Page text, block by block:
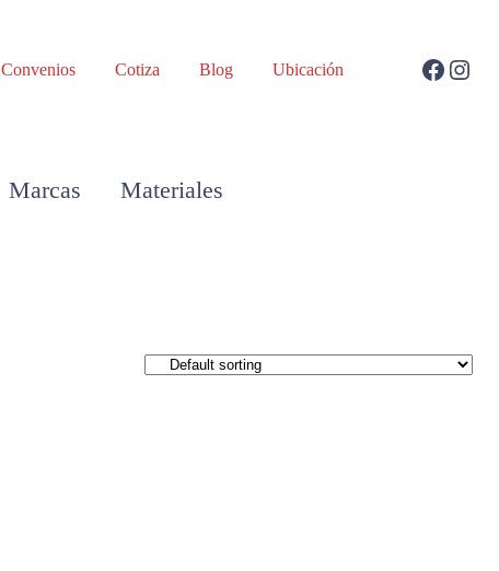
Convenios Cotiza Blog Ubicación
Marcas Materiales